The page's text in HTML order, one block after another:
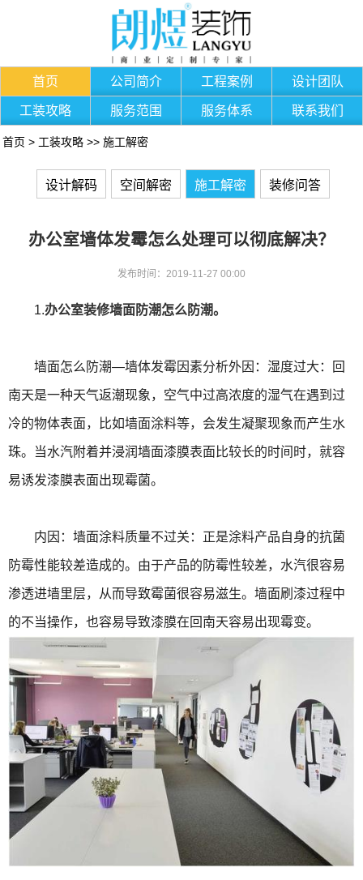
首页 公司简介 工程案例 设计团队
工装攻略 服务范围 服务体系 联系我们
首页 > 工装攻略 >> 施工解密
设计解码 空间解密 施工解密 装修问答
办公室墙体发霉怎么处理可以彻底解决？
发布时间：2019-11-27 00:00
1.办公室装修墙面防潮怎么防潮。
墙面怎么防潮—墙体发霉因素分析外因：湿度过大：回
南天是一种天气返潮现象，空气中过高浓度的湿气在遇到过
冷的物体表面，比如墙面涂料等，会发生凝聚现象而产生水
珠。当水汽附着并浸润墙面漆膜表面比较长的时间时，就容
易诱发漆膜表面出现霉菌。
内因：墙面涂料质量不过关：正是涂料产品自身的抗菌
防霉性能较差造成的。由于产品的防霉性较差，水汽很容易
渗透进墙里层，从而导致霉菌很容易滋生。墙面刷漆过程中
的不当操作，也容易导致漆膜在回南天容易出现霉变。